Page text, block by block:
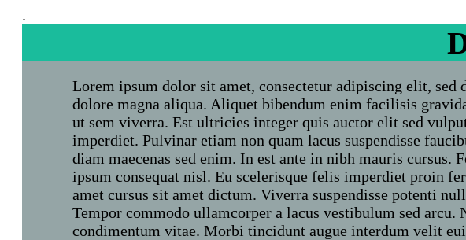
.
Lorem ipsum dolor sit amet, consectetur adipiscing elit, sed
dolore magna aliqua. Aliquet bibendum enim facilisis
ut sem viverra. Est ultricies integer quis auctor elit sed
imperdiet. Pulvinar etiam non quam lacus suspendisse
diam maecenas sed enim. In est ante in nibh mauris cursus.
ipsum consequat nisl. Eu scelerisque felis imperdiet proin
amet cursus sit amet dictum. Viverra suspendisse potenti
Tempor commodo ullamcorper a lacus vestibulum sed arcu.
condimentum vitae. Morbi tincidunt augue interdum velit